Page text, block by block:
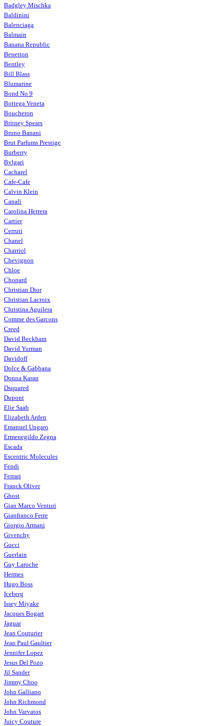
Badgley Mischka
Baldinini
Balenciaga
Balmain
Banana Republic
Benetton
Bentley
Bill Blass
Blumarine
Bond No 9
Bottega Veneta
Boucheron
Britney Spears
Bruno Banani
Brut Parfums Prestige
Burberry
Bvlgari
Cacharel
Cafe-Cafe
Calvin Klein
Canali
Carolina Herrera
Cartier
Cerruti
Chanel
Charriol
Chevignon
Chloe
Chopard
Christian Dior
Christian Lacroix
Christina Aguilera
Comme des Garcons
Creed
David Beckham
David Yurman
Davidoff
Dolce & Gabbana
Donna Karan
Dsquared
Dupont
Elie Saab
Elizabeth Arden
Emanuel Ungaro
Ermenegildo Zegna
Escada
Escentric Molecules
Fendi
Ferrari
Franck Oliver
Ghost
Gian Marco Venturi
Gianfranco Ferre
Giorgio Armani
Givenchy
Gucci
Guerlain
Guy Laroche
Hermes
Hugo Boss
Iceberg
Issey Miyake
Jacques Bogart
Jaguar
Jean Couturier
Jean Paul Gaultier
Jennifer Lopez
Jesus Del Pozo
Jil Sander
Jimmy Choo
John Galliano
John Richmond
John Varvatos
Juicy Couture